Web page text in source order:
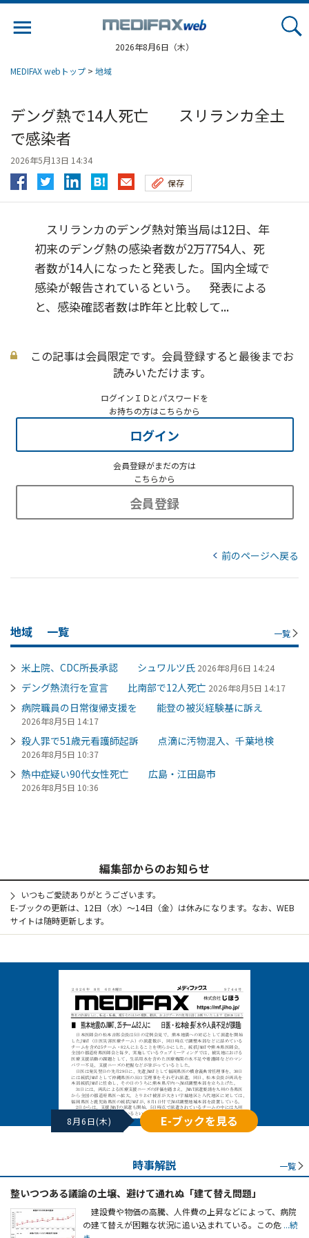
2026年8月6日（木）
MEDIFAX webトップ > 地域
デング熱で14人死亡 スリランカ全土
で感染者
2026年5月13日 14:34
保存
スリランカのデング熱対策当局は12日、年
初来のデング熱の感染者数が2万7754人、死
者数が14人になったと発表した。国内全域で
感染が報告されているという。 発表による
と、感染確認者数は昨年と比較して...
この記事は会員限定です。会員登録すると最後までお
読みいただけます。
ログインＩＤとパスワードを
お持ちの方はこちらから
ログイン
会員登録がまだの方は
こちらから
会員登録
前のページへ戻る
地域 一覧 一覧
米上院、CDC所長承認 シュワルツ氏 2026年8月6日 14:24
デング熱流行を宣言 比南部で12人死亡 2026年8月5日 14:17
病院職員の日常復帰支援を 能登の被災経験基に訴え
2026年8月5日 14:17
殺人罪で51歳元看護師起訴 点滴に汚物混入、千葉地検
2026年8月5日 10:37
熱中症疑い90代女性死亡 広島・江田島市
2026年8月5日 10:36
編集部からのお知らせ
いつもご愛読ありがとうございます。
E-ブックの更新は、12日（水）～14日（金）は休みになります。なお、WEB
サイトは随時更新します。
8月6日(木) E-ブックを見る
時事解説 一覧
整いつつある議論の土壌、避けて通れぬ「建て替え問題」
建設費や物価の高騰、人件費の上昇などによって、病院
の建て替えが困難な状況に追い込まれている。この危 ...続